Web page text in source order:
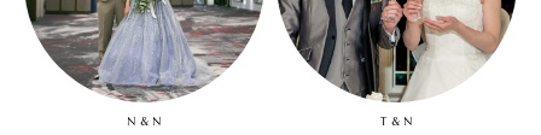
N & N T & N